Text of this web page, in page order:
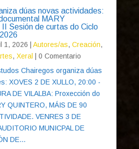
dúas novas actividades:
MARY
Sesión de curtas do Ciclo
1, 2026 Autores/as, Creación,
, Xeral
| 0 Comentario
Chairegos organiza dúas
XOVES 2 DE XULLO, 20:00 -
DE VILALBA: Proxección do
QUINTERO, MÁIS DE 90
VENRES 3 DE
MUNICPAL DE
DE...